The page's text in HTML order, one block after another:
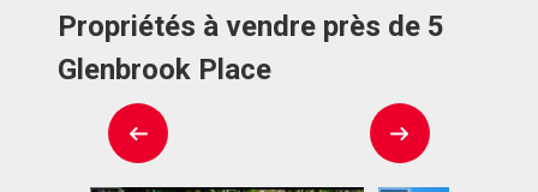
Propriétés à vendre près de 5
Glenbrook Place